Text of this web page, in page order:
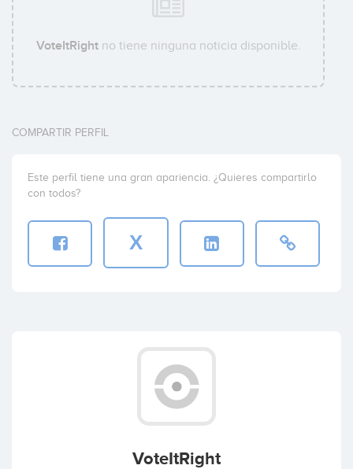
VoteItRightno tiene ninguna noticia disponible.
COMPARTIR PERFIL
Este perfil tiene una gran apariencia. ¿Quieres compartirlo
con todos?
X
VoteItRight